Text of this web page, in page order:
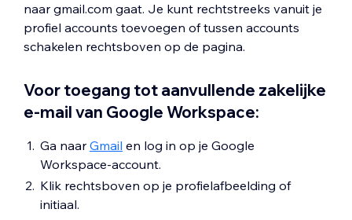
naar gmail.com gaat. Je kunt rechtstreeks vanuit je
profiel accounts toevoegen of tussen accounts
schakelen rechtsboven op de pagina.
Voor toegang tot aanvullende zakelijke
e-mail van Google Workspace:
Ga naarGmail en log in op je Google
Workspace-account.
Klik rechtsboven op je profielafbeelding of
initiaal.